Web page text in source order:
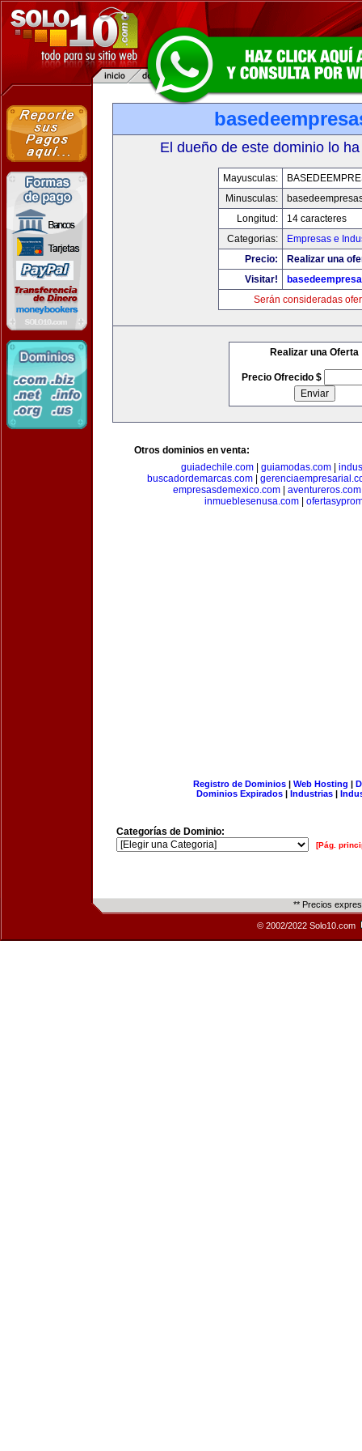
El dueño de este dominio lo
Mayusculas:
Minusculas:
Longitud:
14 caracteres
Categorias:
Empresas e
Precio:
Realizar una
Visitar!
Serán consideradas
Realizar una Oferta
Precio Ofrecido $
Otros dominios en venta:
guiadechile.com
guiamodas.com
buscadordemarcas.com|
empresasdemexico.com| aventureros.com
inmueblesenusa.com
Registro de Dominios| Web Hosting |
Dominios Expirados | Industrias |
Categorías de Dominio:
[Pág.
** Precios
© 2002/2022 Solo10.com